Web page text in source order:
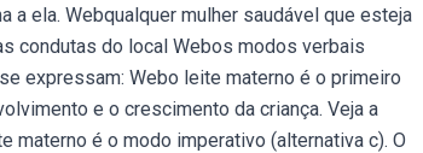
ela. Webqualquer mulher saudável que esteja
condutas do local Webos modos verbais
expressam: Webo leite materno é o primeiro
e o crescimento da criança. Veja a
é o modo imperativo (alternativa c). O